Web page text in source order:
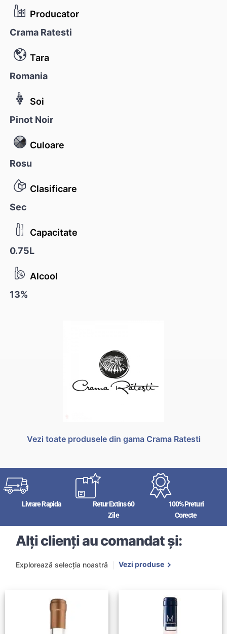
Producator
Crama Ratesti
Tara
Romania
Soi
Pinot Noir
Culoare
Rosu
Clasificare
Sec
Capacitate
0.75L
Alcool
13%
Vezi toate produsele din gama Crama Ratesti
Livrare Rapida
Retur Extins 60
Zile
100% Preturi
Corecte
Alți clienți au comandat și:
Explorează selecția noastră Vezi produse